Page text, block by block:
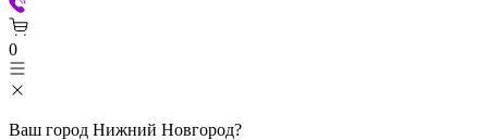
0
Ваш город Нижний Новгород?